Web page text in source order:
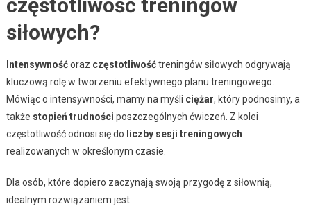
częstotliwość treningów
siłowych?
Intensywnośćoraz częstotliwośćtreningów siłowych odgrywają
kluczową rolę w tworzeniu efektywnego planu treningowego.
Mówiąc o intensywności, mamy na myśli ciężar, który podnosimy, a
także stopień trudności poszczególnych ćwiczeń. Z kolei
częstotliwość odnosi się do liczby sesji treningowych
realizowanych w określonym czasie.
Dla osób, które dopiero zaczynają swoją przygodę z siłownią,
idealnym rozwiązaniem jest: